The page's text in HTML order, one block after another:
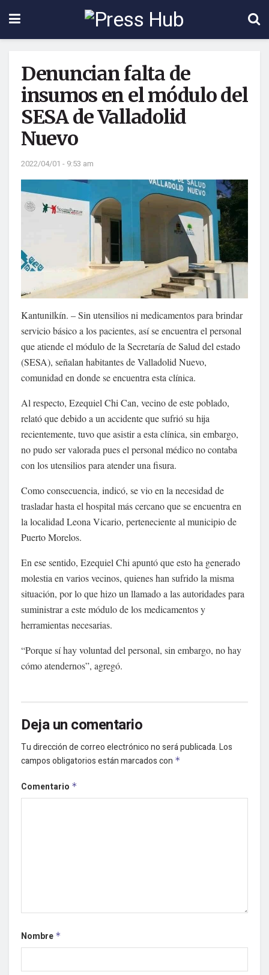
Denuncian falta de
insumos en el módulo del
SESA de Valladolid
Nuevo
2022/04/01 - 9:53 am
Kantunilkín. – Sin utensilios ni medicamentos para brindar
servicio básico a los pacientes, así se encuentra el personal
que atiende el módulo de la Secretaría de Salud del estado
(SESA), señalan habitantes de Valladolid Nuevo,
comunidad en donde se encuentra esta clínica.
Al respecto, Ezequiel Chi Can, vecino de este poblado,
relató que debido a un accidente que sufrió su hija
recientemente, tuvo que asistir a esta clínica, sin embargo,
no pudo ser valorada pues el personal médico no contaba
con los utensilios para atender una fisura.
Como consecuencia, indicó, se vio en la necesidad de
trasladar hasta el hospital más cercano que se encuentra en
la localidad Leona Vicario, perteneciente al municipio de
Puerto Morelos.
En ese sentido, Ezequiel Chi apuntó que esto ha generado
molestia en varios vecinos, quienes han sufrido la misma
situación, por lo que hizo un llamado a las autoridades para
suministrar a este módulo de los medicamentos y
herramientas necesarias.
“Porque sí hay voluntad del personal, sin embargo, no hay
cómo atendernos”, agregó.
Deja un comentario
Tu dirección de correo electrónico no será publicada.Los
campos obligatorios están marcados con *
Comentario *
Nombre *